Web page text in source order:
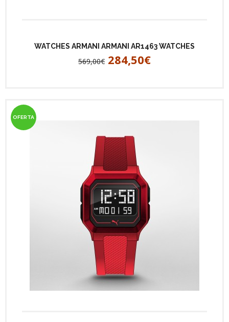
WATCHES ARMANI ARMANI AR1463 WATCHES
569,00€ 284,50€
OFERTA